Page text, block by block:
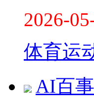
2026-
体育运
AI百